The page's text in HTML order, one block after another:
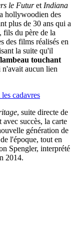
le Futuret Indiana
hollywoodien des
plus de 30 ans qui a
fils du père de la
des films réalisés en
la suite qu'il
touchant
aucun lien
cadavres
, suite directe de
succès, la carte
génération de
l'époque, tout en
Spengler, interprété
2014.